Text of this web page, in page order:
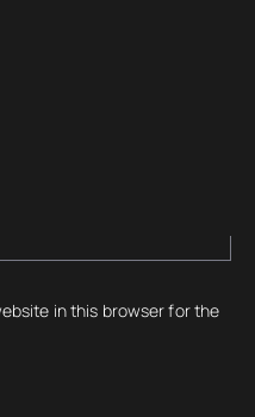
in this browser for the